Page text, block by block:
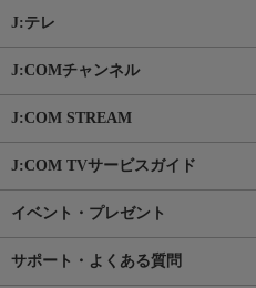
J:テレ
J:COMチャンネル
J:COM STREAM
J:COM TVサービスガイド
イベント・プレゼント
サポート・よくある質問